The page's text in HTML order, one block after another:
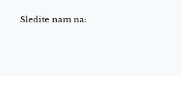
Sledite nam na: